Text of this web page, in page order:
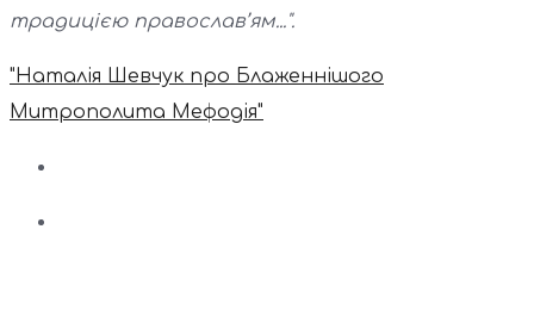
традицією православ’ям...".
"Наталія Шевчук про Блаженнішого
Митрополита Мефодія"